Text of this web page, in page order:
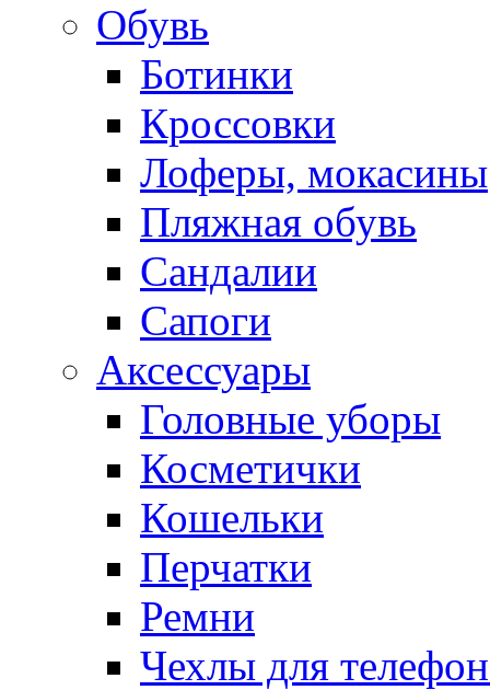
Обувь
Ботинки
Кроссовки
Лоферы, мокасины
Пляжная обувь
Сандалии
Сапоги
Аксессуары
Головные уборы
Косметички
Кошельки
Перчатки
Ремни
Чехлы для